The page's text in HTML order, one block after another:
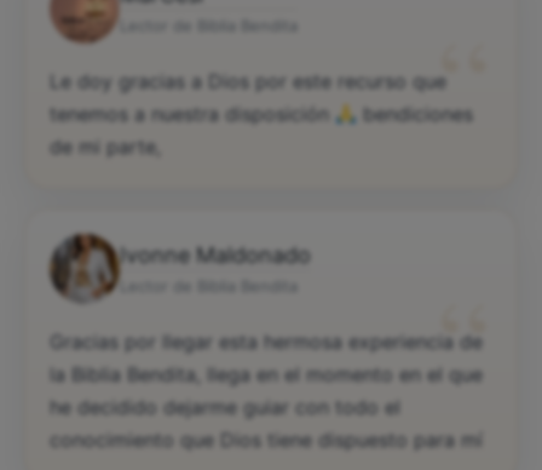
“
Le doy gracias a Dios por este recurso que
tenemos a nuestra disposición
bendiciones
de mi parte,
Ivonne Maldonado
“
Gracias por llegar esta hermosa experiencia de
la Biblia Bendita, llega en el momento en el que
he decidido dejarme guiar con todo el
conocimiento que Dios tiene dispuesto para mí